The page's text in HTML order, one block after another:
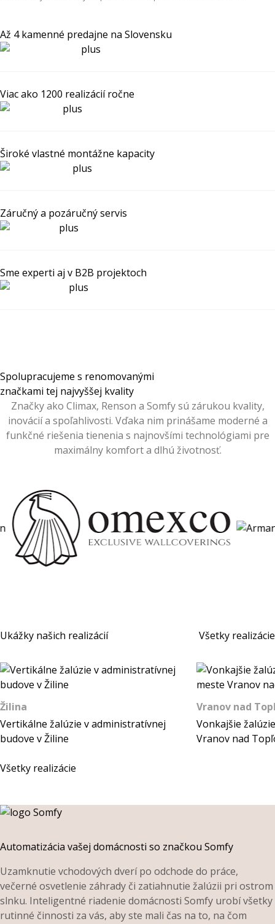
Až 4 kamenné predajne na Slovensku
Viac ako 1200 realizácií ročne
Široké vlastné montážne kapacity
Záručný a pozáručný servis
Sme experti aj v B2B projektoch
Spolupracujeme s renomovanými
značkami tej najvyššej kvality
Značky ako Climax, Renson a Somfy sú zárukou kvality,
inovácií a spoľahlivosti. Vďaka nim prinášame moderné a
funkčné riešenia tienenia s najnovšími technológiami pre
maximálny komfort a dlhú životnosť.
Ukážky našich realizácií Všetky realizácie
Žilina
Vertikálne žalúzie v administratívnej
budove v Žiline
Vranov nad
Vonkajšie
Vranov nad
Všetky realizácie
Automatizácia vašej domácnosti so značkou Somfy
Uzamknutie vchodových dverí po odchode do práce,
večerné osvetlenie záhrady či zatiahnutie žalúzii pri ostrom
slnku. Inteligentné riadenie domácnosti Somfy urobí všetky
rutinné činnosti za vás, aby ste mali čas na to, na čom